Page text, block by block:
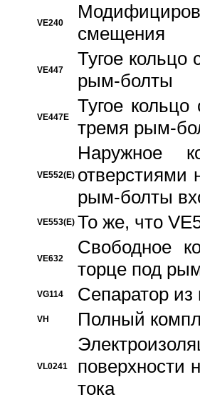
VE240
смещения
VE447
Тугое
рым-болты
VE447E
Тугое
тремя рым-
VE552(E)
Наружное
отверстиями
рым-болты
VE553(E) То же, что
VE632
Свободное
торце под
VG114 Сепаратор из
VH Полный
VL0241
поверхности
тока